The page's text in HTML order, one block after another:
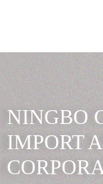
NINGBO
IMPORT